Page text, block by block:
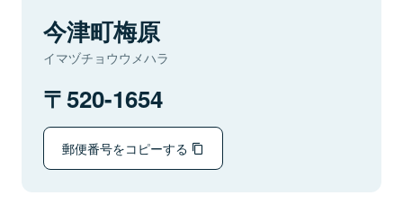
今津町梅原
イマヅチョウウメハラ
520-1654
郵便番号をコピーする